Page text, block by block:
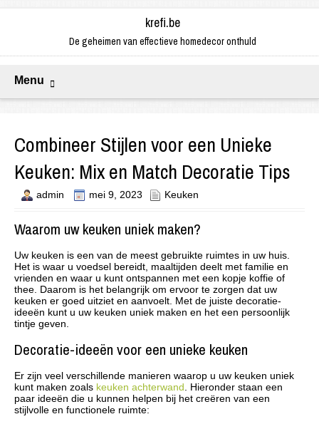
krefi.be
De geheimen van effectieve homedecor onthuld
Menu
Combineer Stijlen voor een Unieke
Keuken: Mix en Match Decoratie Tips
admin mei 9, 2023 Keuken
Waarom uw keuken uniek maken?
Uw keuken is een van de meest gebruikte ruimtes in uw huis.
Het is waar u voedsel bereidt, maaltijden deelt met familie en
vrienden en waar u kunt ontspannen met een kopje koffie of
thee. Daarom is het belangrijk om ervoor te zorgen dat uw
keuken er goed uitziet en aanvoelt. Met de juiste decoratie-
ideeën kunt u uw keuken uniek maken en het een persoonlijk
tintje geven.
Decoratie-ideeën voor een unieke keuken
Er zijn veel verschillende manieren waarop u uw keuken uniek
kunt maken zoals keuken achterwand . Hieronder staan een
paar ideeën die u kunnen helpen bij het creëren van een
stijlvolle en functionele ruimte: